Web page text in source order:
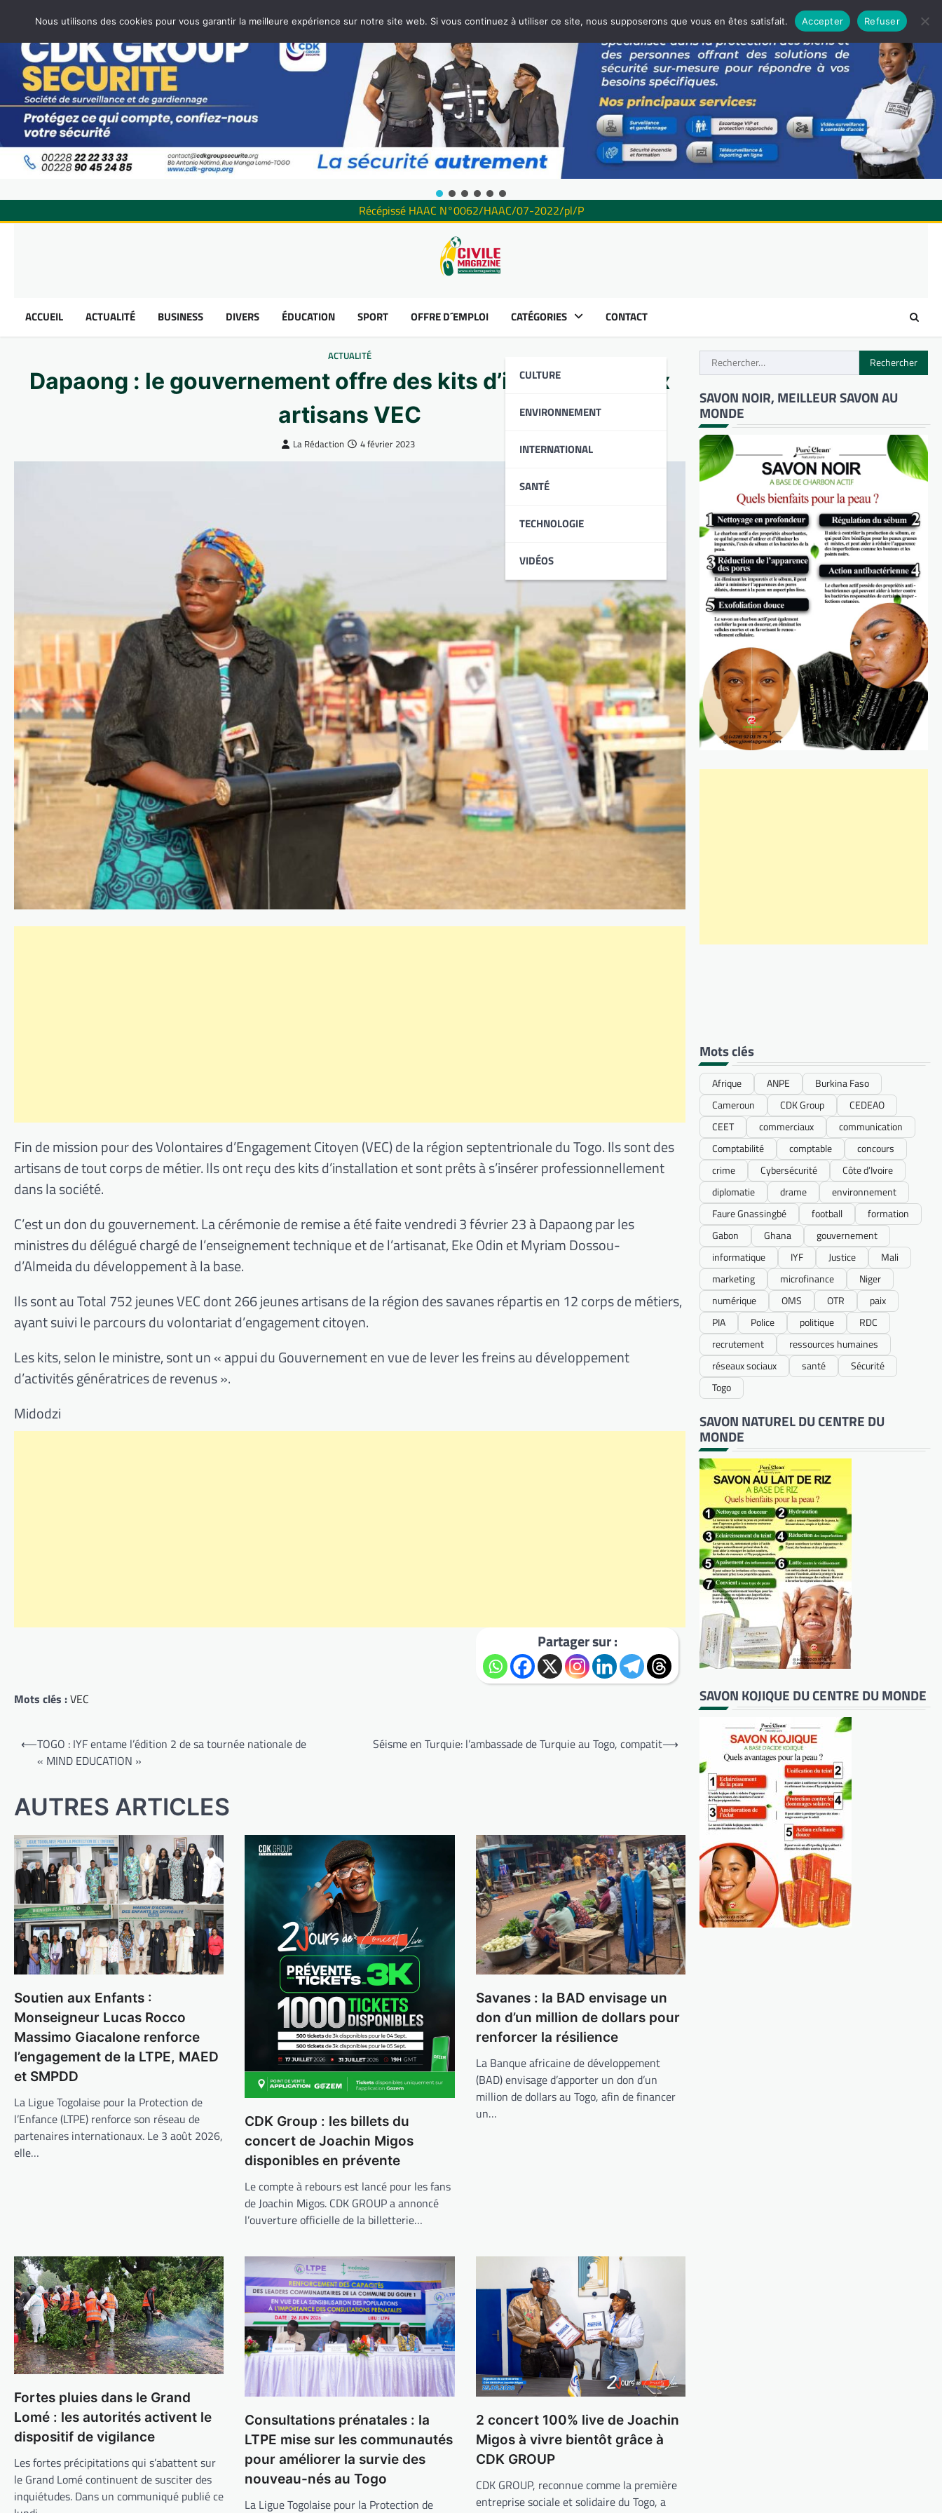
Récépissé HAAC N°0062/HAAC/07-2022/pl/P
ACCUEIL ACTUALITÉ BUSINESS DIVERS ÉDUCATION SPORT OFFRE D´EMPLOI CATÉGORIES
CULTURE
ENVIRONNEMENT
INTERNATIONAL
SANTÉ
TECHNOLOGIE
VIDÉOS
CONTACT
ACTUALITÉ
Dapaong : le gouvernement offre des kits d’installation aux
artisans VEC
La Rédaction 4 février 2023
Fin de mission pour des Volontaires d’Engagement Citoyen (VEC) de la région septentrionale du Togo. Ils sont des
artisans de tout corps de métier. Ils ont reçu des kits d’installation et sont prêts à s’insérer professionnellement
dans la société.
C’est un don du gouvernement. La cérémonie de remise a été faite vendredi 3 février 23 à Dapaong par les
ministres du délégué chargé de l’enseignement technique et de l’artisanat, Eke Odin et Myriam Dossou-
d’Almeida du développement à la base.
Ils sont au Total 752 jeunes VEC dont 266 jeunes artisans de la région des savanes répartis en 12 corps de métiers,
ayant suivi le parcours du volontariat d’engagement citoyen.
Les kits, selon le ministre, sont un « appui du Gouvernement en vue de lever les freins au développement
d’activités génératrices de revenus ».
Midodzi
Partager sur :
Mots clés :VEC
Navigation
⟵TOGO : IYF entame l’édition 2 de sa tournée nationale de
« MIND EDUCATION »
Séisme en Turquie: l’ambassade de Turquie au Togo, compatit⟶
AUTRES ARTICLES
Soutien aux Enfants :
Monseigneur Lucas Rocco
Massimo Giacalone renforce
l’engagement de la LTPE, MAED
et SMPDD
La Ligue Togolaise pour la Protection de
l’Enfance (LTPE) renforce son réseau de
partenaires internationaux. Le 3 août 2026,
elle…
CDK Group : les billets du
concert de Joachin Migos
disponibles en prévente
Le compte à rebours est lancé pour les fans
de Joachin Migos. CDK GROUP a annoncé
l’ouverture officielle de la billetterie…
Savanes : la BAD envisage un
don d’un million de dollars pour
renforcer la résilience
La Banque africaine de développement
(BAD) envisage d’apporter un don d’un
million de dollars au Togo, afin de financer
un…
Fortes pluies dans le Grand
Lomé : les autorités activent le
dispositif de vigilance
Les fortes précipitations qui s’abattent sur
le Grand Lomé continuent de susciter des
inquiétudes. Dans un communiqué publié ce
Consultations prénatales : la
LTPE mise sur les communautés
pour améliorer la survie des
nouveau-nés au Togo
La Ligue Togolaise pour la Protection de
2 concert 100% live de Joachin
Migos à vivre bientôt grâce à
CDK GROUP
CDK GROUP, reconnue comme la première
entreprise sociale et solidaire du Togo, a
Rechercher :
SAVON NOIR, MEILLEUR SAVON AU
MONDE
Mots clés
Afrique ANPE
Burkina Faso
Cameroun
CDK Group
CEDEAO
CEET
commerciaux
communication
Comptabilité
comptable
concours
crime
Cybersécurité
Côte d’Ivoire
diplomatie
drame
environnement
Faure Gnassingbé
football
formation
Gabon
Ghana
gouvernement
informatique
IYF Justice
Mali
marketing
microfinance
Niger
numérique
OMS OTR
paix
PIA
Police politique
RDC
recrutement
ressources humaines
réseaux sociaux
santé
Sécurité
Togo
SAVON NATUREL DU CENTRE DU
MONDE
SAVON KOJIQUE DU CENTRE DU MONDE
Nous utilisons des cookies pour vous garantir la meilleure expérience sur notre site web. Si vous continuez à utiliser ce site, nous supposerons que vous en êtes satisfait. Accepter Refuser